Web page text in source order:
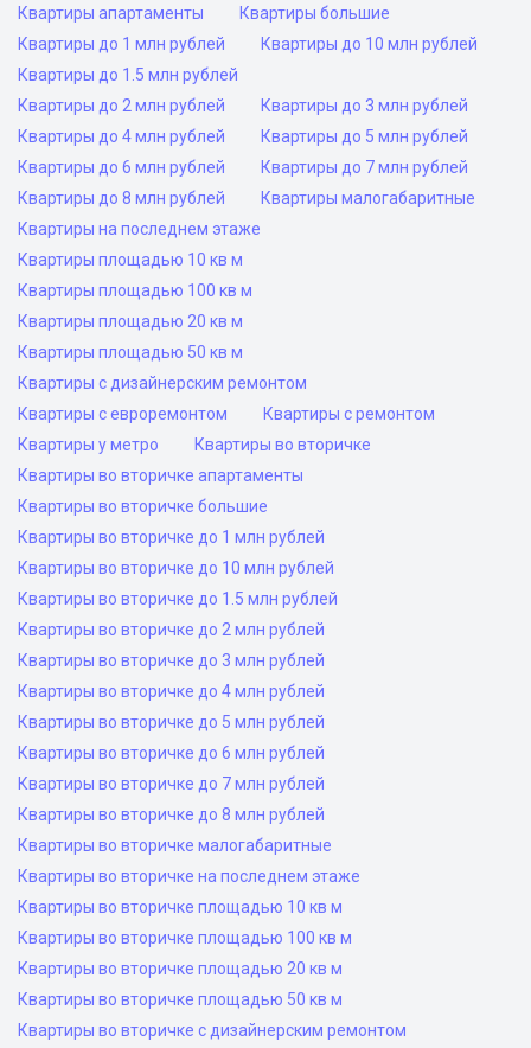
Квартиры апартаменты
Квартиры большие
Квартиры до 1 млн рублей
Квартиры до 10 млн рублей
Квартиры до 1.5 млн рублей
Квартиры до 2 млн рублей
Квартиры до 3 млн рублей
Квартиры до 4 млн рублей
Квартиры до 5 млн рублей
Квартиры до 6 млн рублей
Квартиры до 7 млн рублей
Квартиры до 8 млн рублей
Квартиры малогабаритные
Квартиры на последнем этаже
Квартиры площадью 10 кв м
Квартиры площадью 100 кв м
Квартиры площадью 20 кв м
Квартиры площадью 50 кв м
Квартиры с дизайнерским ремонтом
Квартиры с евроремонтом
Квартиры с ремонтом
Квартиры у метро
Квартиры во вторичке
Квартиры во вторичке апартаменты
Квартиры во вторичке большие
Квартиры во вторичке до 1 млн рублей
Квартиры во вторичке до 10 млн рублей
Квартиры во вторичке до 1.5 млн рублей
Квартиры во вторичке до 2 млн рублей
Квартиры во вторичке до 3 млн рублей
Квартиры во вторичке до 4 млн рублей
Квартиры во вторичке до 5 млн рублей
Квартиры во вторичке до 6 млн рублей
Квартиры во вторичке до 7 млн рублей
Квартиры во вторичке до 8 млн рублей
Квартиры во вторичке малогабаритные
Квартиры во вторичке на последнем этаже
Квартиры во вторичке площадью 10 кв м
Квартиры во вторичке площадью 100 кв м
Квартиры во вторичке площадью 20 кв м
Квартиры во вторичке площадью 50 кв м
Квартиры во вторичке с дизайнерским ремонтом